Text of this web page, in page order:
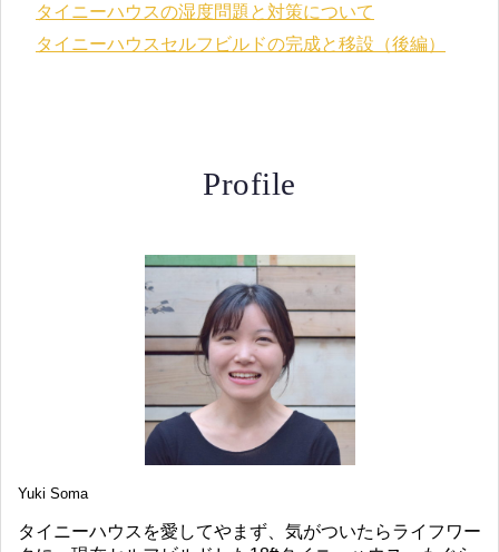
タイニーハウスの湿度問題と対策について
タイニーハウスセルフビルドの完成と移設（後編）
Profile
Yuki Soma
タイニーハウスを愛してやまず、気がついたらライフワー